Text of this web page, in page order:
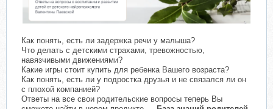
Как понять, есть ли задержка речи у малыша?
Что делать с детскими страхами, тревожностью,
навязчивыми движениями?
Какие игры стоит купить для ребенка Вашего возраста?
Как понять, есть ли у подростка друзья и не связался ли он
с плохой компанией?
Ответы на все свои родительские вопросы теперь Вы